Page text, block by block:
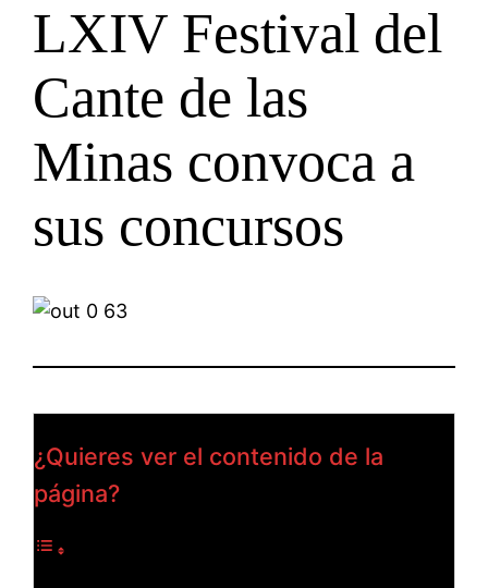
LXIV Festival del
Cante de las
Minas convoca a
sus concursos
¿Quieres ver el contenido de la
página?